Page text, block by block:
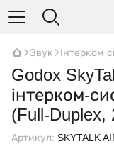
Звук Інтерком
Godox
інтерком-
(Full-Duplex,
Артикул: SKYTALK